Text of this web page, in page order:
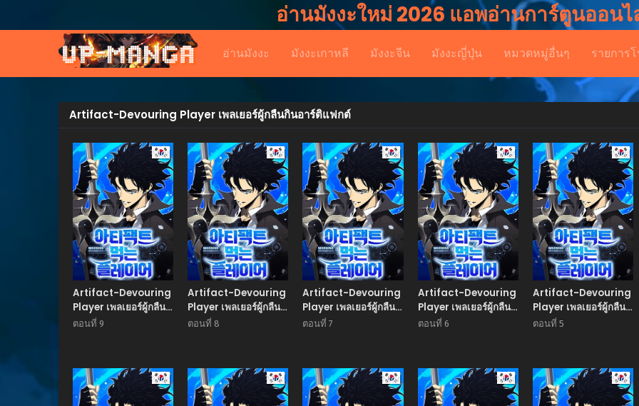
อ่านมังงะใหม่ 2026 แอพอ่านการ์ตูนออน
อ่านมังงะ มังงะเกาหลี มังงะจีน มังงะญี่ปุ่น หมวดหมู่อื่นๆ รายการ
Artifact-Devouring Player เพลเยอร์ผู้กลืนกินอาร์ติแฟกต์
Manhwa
Artifact-Devouring
Player เพลเยอร์ผู้กลืน
กินอาร์ติแฟกต์
ตอนที่ 9
Manhwa
Artifact-Devouring
Player เพลเยอร์ผู้กลืน
กินอาร์ติแฟกต์
ตอนที่ 8
Manhwa
Artifact-Devouring
Player เพลเยอร์ผู้กลืน
กินอาร์ติแฟกต์
ตอนที่ 7
Manhwa
Artifact-Devouring
Player เพลเยอร์ผู้กลืน
กินอาร์ติแฟกต์
ตอนที่ 6
Artifact-Devouring
Player เพลเยอร์ผู้กลืน
กินอาร์ติแฟกต์
ตอนที่ 5
Manhwa Manhwa Manhwa Manhwa